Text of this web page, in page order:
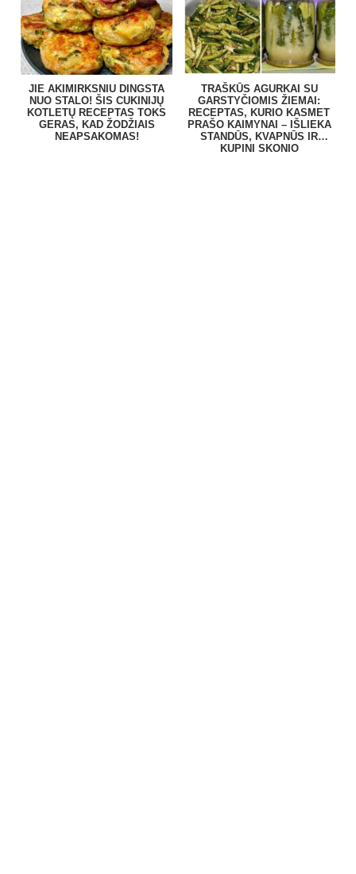
JIE AKIMIRKSNIU DINGSTA
NUO STALO! ŠIS CUKINIJŲ
KOTLETŲ RECEPTAS TOKS
GERAS, KAD ŽODŽIAIS
NEAPSAKOMAS!
TRAŠKŪS AGURKAI SU
GARSTYČIOMIS ŽIEMAI:
RECEPTAS, KURIO KASMET
PRAŠO KAIMYNAI – IŠLIEKA
STANDŪS, KVAPNŪS IR
KUPINI SKONIO